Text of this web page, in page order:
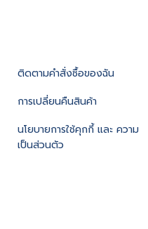
ติดตามคําสั่งซื้อของฉัน
การเปลี่ยนคืนสินค้า
นโยบายการใช้คุกกี้ และ ความ
เป็นส่วนตัว